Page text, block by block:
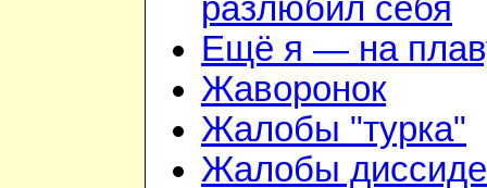
разлюбил себя
Ещё я — на
Жаворонок
Жалобы "турка"
Жалобы